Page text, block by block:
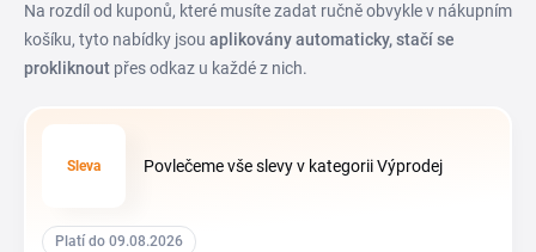
Na rozdíl od kuponů, které musíte zadat ručně obvykle v nákupním
košíku, tyto nabídky jsou aplikovány automaticky, stačí se
prokliknout přes odkaz u každé z nich.
Sleva Povlečeme vše slevy v kategorii Výprodej
Platí do 09.08.2026